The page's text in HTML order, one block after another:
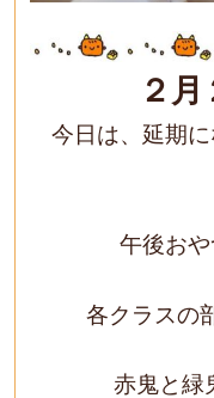
２月
今日は、延期
午後お
各クラスの
赤鬼と緑